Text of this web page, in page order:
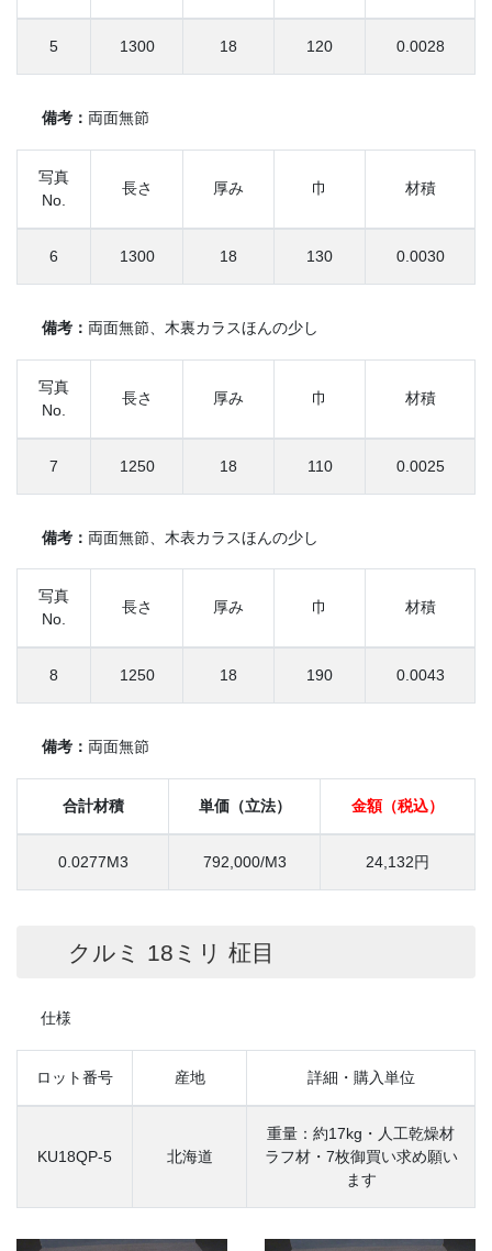
5 1300 18 120 0.0028
備考： 両面無節
写真
No.
長さ 厚み 巾 材積
6 1300 18 130 0.0030
備考： 両面無節、木裏カラスほんの少し
写真
No.
長さ 厚み 巾 材積
7 1250 18 110 0.0025
備考： 両面無節、木表カラスほんの少し
写真
No.
長さ 厚み 巾 材積
8 1250 18 190 0.0043
備考： 両面無節
合計材積 単価（立法） 金額（税込）
0.0277M3 792,000/M3 24,132円
クルミ 18ミリ 柾目
仕様
ロット番号 産地 詳細・購入単位
KU18QP-5 北海道
重量：約17kg・人工乾燥材
ラフ材・7枚御買い求め願い
ます